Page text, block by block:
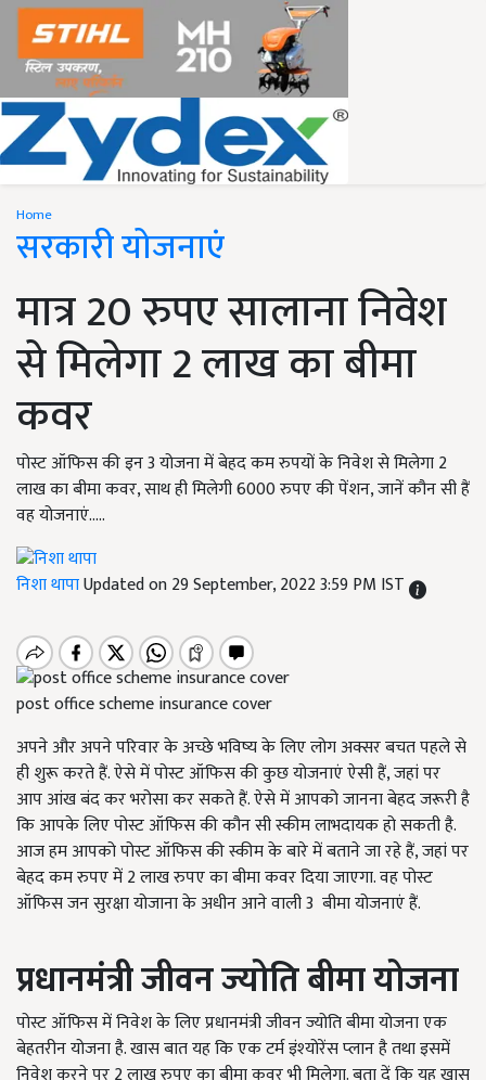
Home
सरकारी योजनाएं
मात्र 20 रुपए सालाना निवेश
से मिलेगा 2 लाख का बीमा
कवर
पोस्ट ऑफिस की इन 3 योजना में बेहद कम रुपयों के निवेश से मिलेगा 2
लाख का बीमा कवर, साथ ही मिलेगी 6000 रुपए की पेंशन, जानें कौन सी हैं
वह योजनाएं.....
निशा थापाUpdated on 29 September, 2022 3:59 PM IST
post office scheme insurance cover
अपने और अपने परिवार के अच्छे भविष्य के लिए लोग अक्सर बचत पहले से
ही शुरू करते हैं. ऐसे में पोस्ट ऑफिस की कुछ योजनाएं ऐसी हैं, जहां पर
आप आंख बंद कर भरोसा कर सकते हैं. ऐसे में आपको जानना बेहद जरूरी है
कि आपके लिए पोस्ट ऑफिस की कौन सी स्कीम लाभदायक हो सकती है.
आज हम आपको पोस्ट ऑफिस की स्कीम के बारे में बताने जा रहे हैं, जहां पर
बेहद कम रुपए में 2 लाख रुपए का बीमा कवर दिया जाएगा. वह पोस्ट
ऑफिस जन सुरक्षा योजाना के अधीन आने वाली 3 बीमा योजनाएं हैं.
प्रधानमंत्री जीवन ज्‍योति बीमा योजना
पोस्ट ऑफिस में निवेश के लिए प्रधानमंत्री जीवन ज्‍योति बीमा योजना एक
बेहतरीन योजना है. खास बात यह कि एक टर्म इंश्‍योरेंस प्‍लान है तथा इसमें